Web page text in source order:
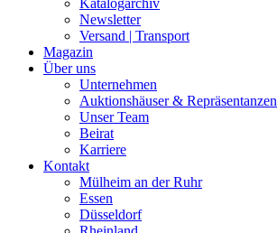
Katalogarchiv
Newsletter
Versand | Transport
Magazin
Über uns
Unternehmen
Auktionshäuser & Repräsentanzen
Unser Team
Beirat
Karriere
Kontakt
Mülheim an der Ruhr
Essen
Düsseldorf